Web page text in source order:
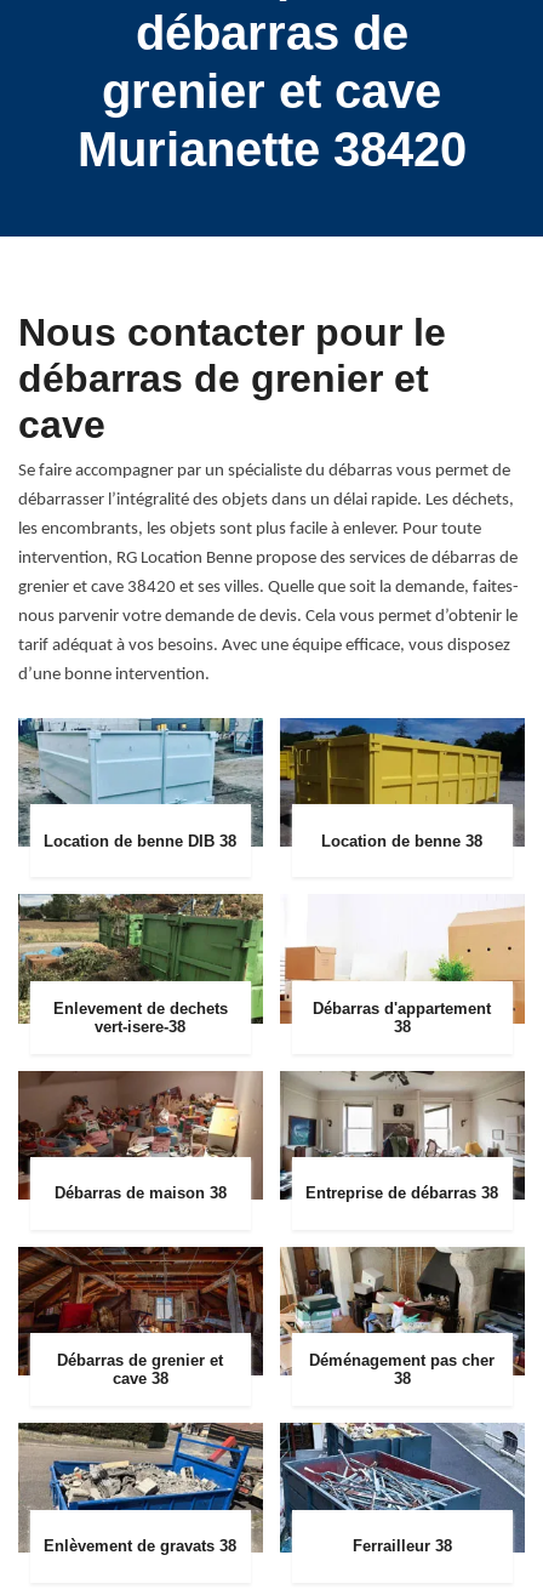
débarras de
grenier et cave
Murianette 38420
Nous contacter pour le
débarras de grenier et
cave
Se faire accompagner par un spécialiste du débarras vous permet de
débarrasser l’intégralité des objets dans un délai rapide. Les déchets,
les encombrants, les objets sont plus facile à enlever. Pour toute
intervention, RG Location Benne propose des services de débarras de
grenier et cave 38420 et ses villes. Quelle que soit la demande, faites-
nous parvenir votre demande de devis. Cela vous permet d’obtenir le
tarif adéquat à vos besoins. Avec une équipe efficace, vous disposez
d’une bonne intervention.
Location de benne DIB 38 Location de benne 38
Enlevement de dechets
vert-isere-38
Débarras d'appartement
38
Débarras de maison 38 Entreprise de débarras 38
Débarras de grenier et
cave 38
Déménagement pas cher
38
Enlèvement de gravats 38 Ferrailleur 38